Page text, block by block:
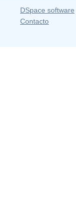
DSpace software
Contacto